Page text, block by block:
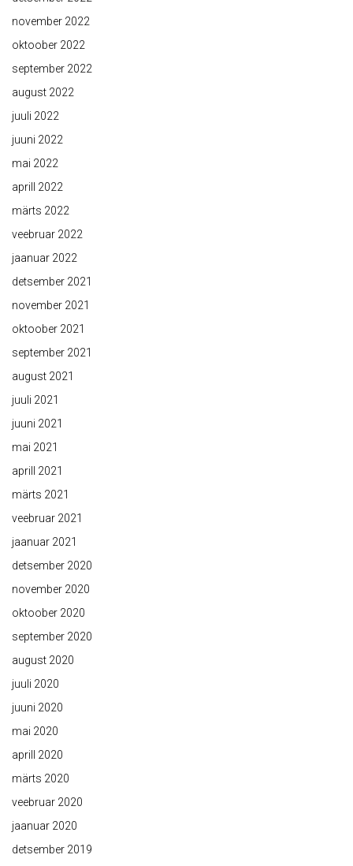
november 2022
oktoober 2022
september 2022
august 2022
juuli 2022
juuni 2022
mai 2022
aprill 2022
märts 2022
veebruar 2022
jaanuar 2022
detsember 2021
november 2021
oktoober 2021
september 2021
august 2021
juuli 2021
juuni 2021
mai 2021
aprill 2021
märts 2021
veebruar 2021
jaanuar 2021
detsember 2020
november 2020
oktoober 2020
september 2020
august 2020
juuli 2020
juuni 2020
mai 2020
aprill 2020
märts 2020
veebruar 2020
jaanuar 2020
detsember 2019